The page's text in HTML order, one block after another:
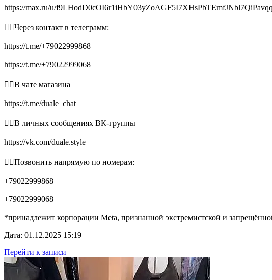
https://max.ru/u/
👉🏻Через контакт в телеграмм:
https://t.me/+79022999868
https://t.me/+79022999068
👉🏻В чате магазина
https://t.me/duale_chat
👉🏻В личных сообщениях ВК-группы
https://vk.com/duale.style
👉🏻Позвонить напрямую по номерам:
+79022999868
+79022999068
*принадлежит корпорации Meta, признанной экстремистской и
Дата: 01.12.2025 15:19
Перейти к записи